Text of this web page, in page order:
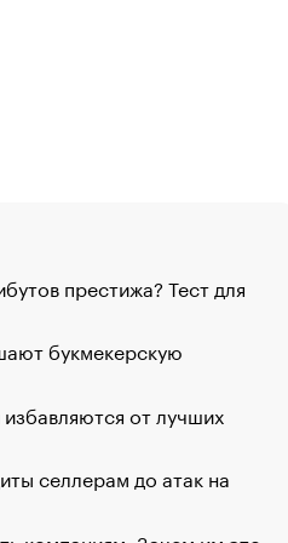
престижа? Тест для
букмекерскую
от лучших
селлерам до атак на